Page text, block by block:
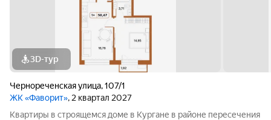
3D-тур
Чернореченская улица,107/1
ЖК «Фаворит», 2 квартал 2027
Квартиры в строящемся доме в Кургане в районе пересечения